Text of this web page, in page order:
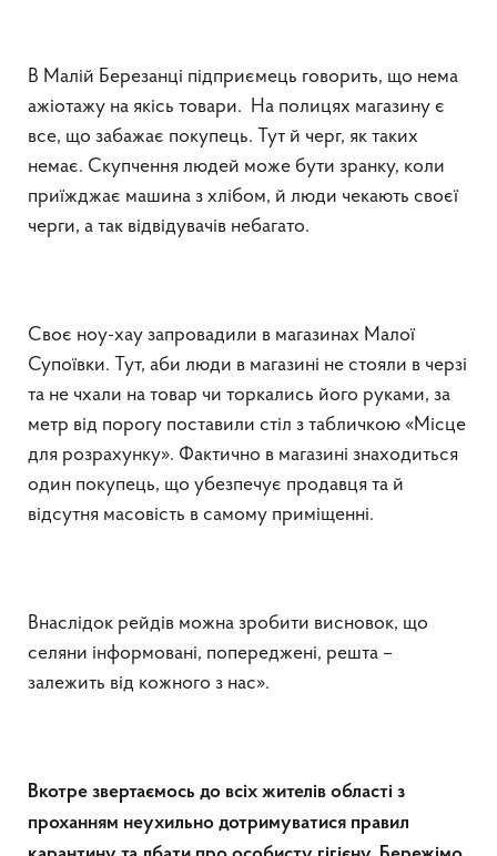
В Малій Березанці підприємець говорить, що нема
ажіотажу на якісь товари. На полицях магазину є
все, що забажає покупець. Тут й черг, як таких
немає. Скупчення людей може бути зранку, коли
приїжджає машина з хлібом, й люди чекають своєї
черги, а так відвідувачів небагато.
Своє ноу-хау запровадили в магазинах Малої
Супоївки. Тут, аби люди в магазині не стояли в черзі
та не чхали на товар чи торкались його руками, за
метр від порогу поставили стіл з табличкою «Місце
для розрахунку». Фактично в магазині знаходиться
один покупець, що убезпечує продавця та й
відсутня масовість в самому приміщенні.
Внаслідок рейдів можна зробити висновок, що
селяни інформовані, попереджені, решта –
залежить від кожного з нас».
Вкотре звертаємось до всіх жителів області з
проханням неухильно дотримуватися правил